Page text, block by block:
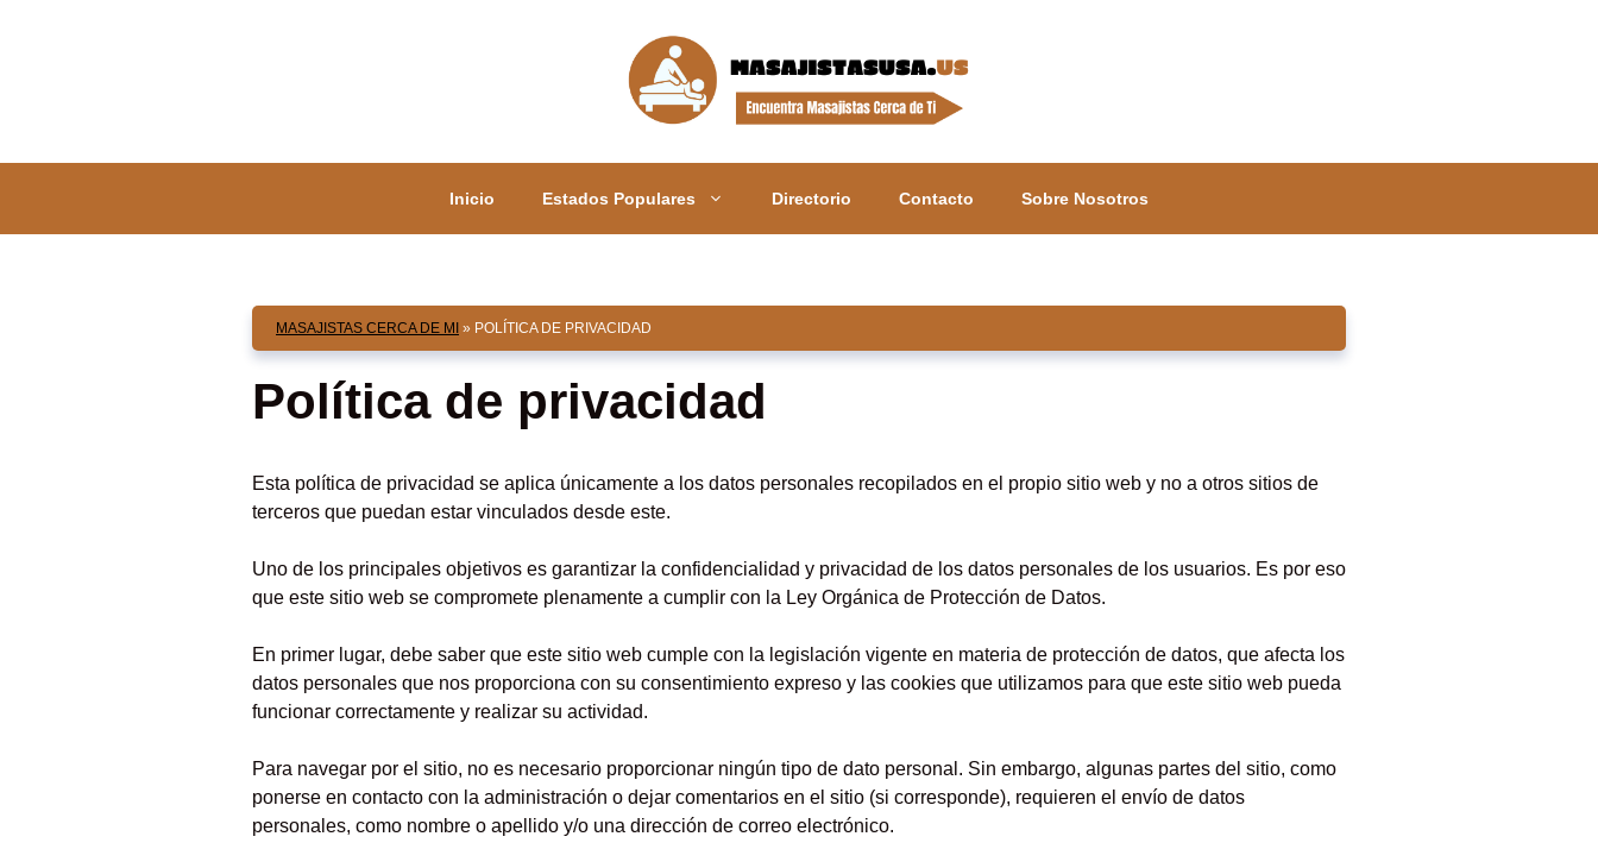
Inicio Estados Populares Directorio Contacto Sobre Nosotros
MASAJISTAS CERCA DE MI » POLÍTICA DE PRIVACIDAD
Política de privacidad
Esta política de privacidad se aplica únicamente a los datos personales recopilados en el propio sitio web y no a otros sitios de
terceros que puedan estar vinculados desde este.
Uno de los principales objetivos es garantizar la confidencialidad y privacidad de los datos personales de los usuarios. Es por eso
que este sitio web se compromete plenamente a cumplir con la Ley Orgánica de Protección de Datos.
En primer lugar, debe saber que este sitio web cumple con la legislación vigente en materia de protección de datos, que afecta los
datos personales que nos proporciona con su consentimiento expreso y las cookies que utilizamos para que este sitio web pueda
funcionar correctamente y realizar su actividad.
Para navegar por el sitio, no es necesario proporcionar ningún tipo de dato personal. Sin embargo, algunas partes del sitio, como
ponerse en contacto con la administración o dejar comentarios en el sitio (si corresponde), requieren el envío de datos
personales, como nombre o apellido y/o una dirección de correo electrónico.